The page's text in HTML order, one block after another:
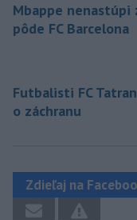
Mbappe nenastúpi
pôde FC Barcelona
Futbalisti FC
o záchranu
Zdieľaj na